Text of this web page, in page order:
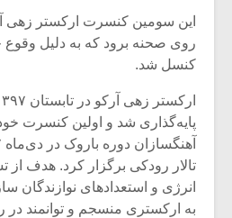
این سومین کنسرت ارکستر زهی
روی صحنه برود که به دلیل وقوع
کنسل شد.
پایه‌گذاری شد و اولین کنسرت خود
تالار رودکی برگزار کرد. هدف از
انرژی و استعدادهای نوازندگان
به ارکستری منسجم و توانمند در
میکلوش روژا
یادداشتی بر
متن فیلم «متری
شیش و نیم»